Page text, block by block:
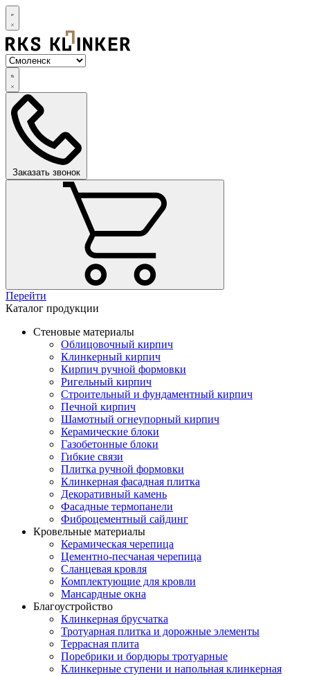
Заказать звонок
Перейти
Каталог продукции
Стеновые материалы
Облицовочный кирпич
Клинкерный кирпич
Кирпич ручной формовки
Ригельный кирпич
Строительный и фундаментный кирпич
Печной кирпич
Шамотный огнеупорный кирпич
Керамические блоки
Газобетонные блоки
Гибкие связи
Плитка ручной формовки
Клинкерная фасадная плитка
Декоративный камень
Фасадные термопанели
Фиброцементный сайдинг
Кровельные материалы
Керамическая черепица
Цементно-песчаная черепица
Сланцевая кровля
Комплектующие для кровли
Мансардные окна
Благоустройство
Клинкерная брусчатка
Тротуарная плитка и дорожные элементы
Террасная плита
Поребрики и бордюры тротуарные
Клинкерные ступени и напольная клинкерная